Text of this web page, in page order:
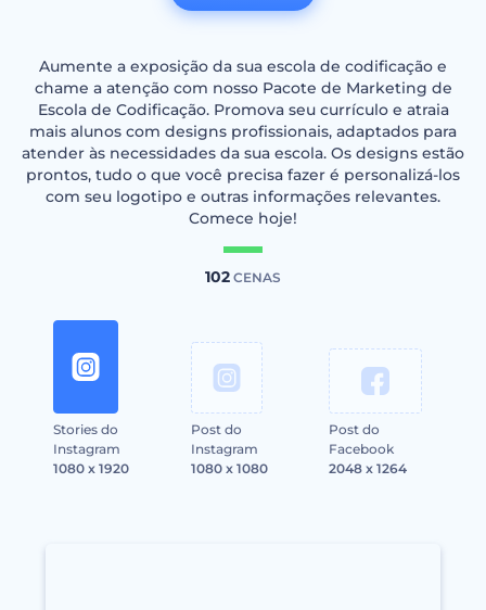
Aumente a exposição da sua escola de codificação e
chame a atenção com nosso Pacote de Marketing de
Escola de Codificação. Promova seu currículo e atraia
mais alunos com designs profissionais, adaptados para
atender às necessidades da sua escola. Os designs estão
prontos, tudo o que você precisa fazer é personalizá-los
com seu logotipo e outras informações relevantes.
Comece hoje!
102 CENAS
Stories do
Instagram
1080 x 1920
Post do
Instagram
1080 x 1080
Post do
Facebook
2048 x 1264